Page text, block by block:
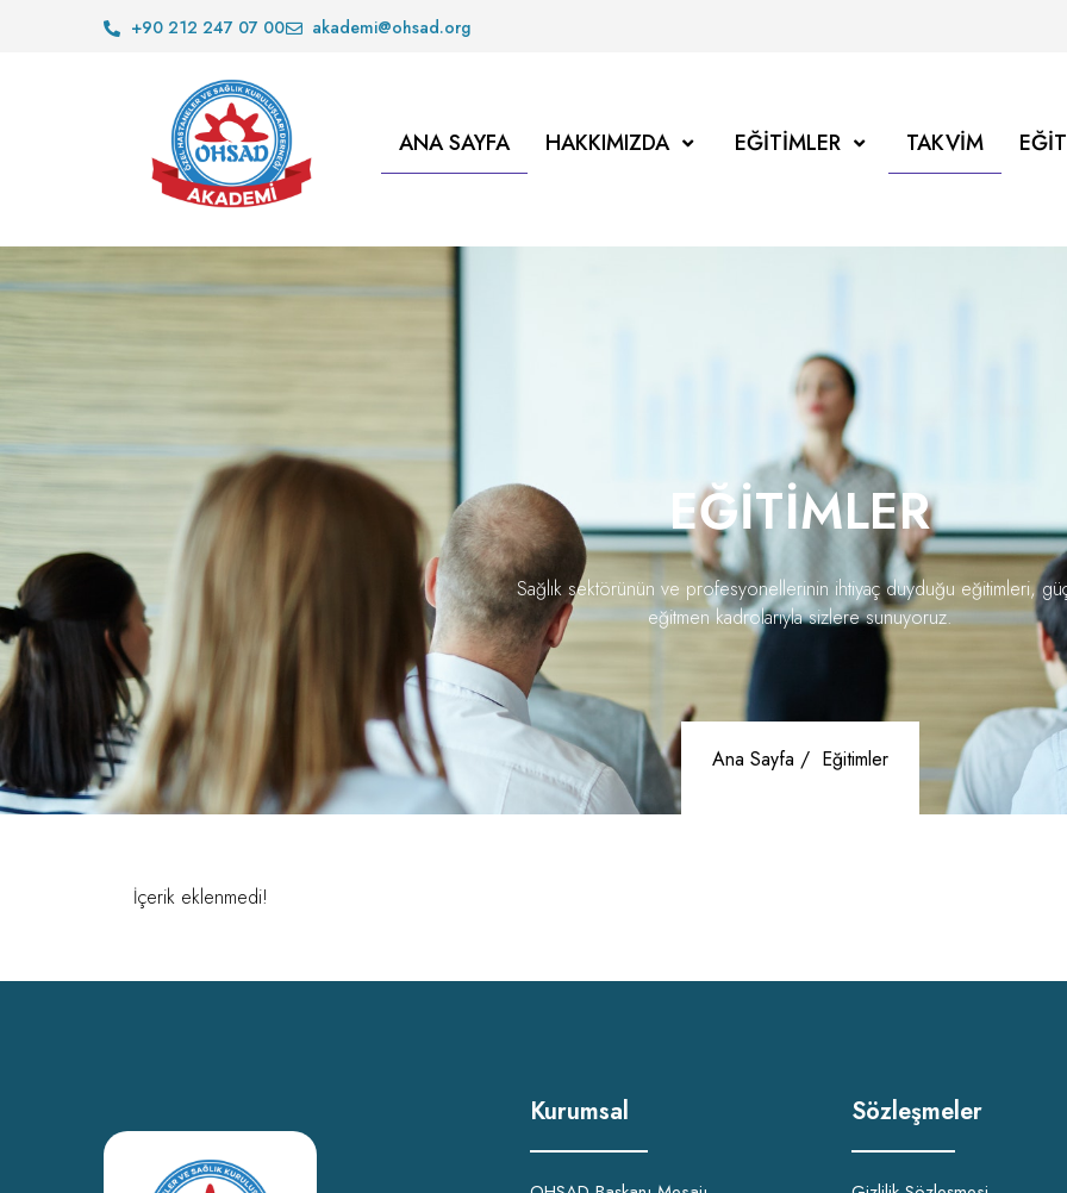
+90 212 247 07 00 akademi@ohsad.org
ANA SAYFA HAKKIMIZDA EĞITIMLER TAKVIM
EĞITIMLER
Sağlık sektörünün ve profesyonellerinin ihtiyaç duyduğu eğitimleri,
eğitmen kadrolarıyla sizlere sunuyoruz.
Ana Sayfa / Eğitimler
İçerik eklenmedi!
Kurumsal Sözleşmeler